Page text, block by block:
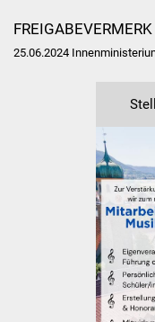
FREIGABEVERMERK
25.06.2024